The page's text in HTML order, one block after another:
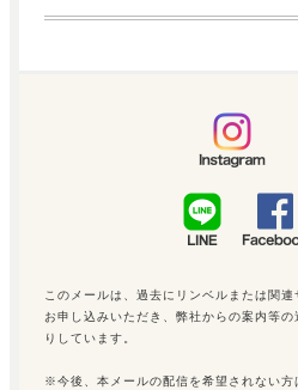
このメールは、過去にリンベルまたは関
お申し込みいただき、弊社からの案内等
りしています。
※今後、本メールの配信を希望されない